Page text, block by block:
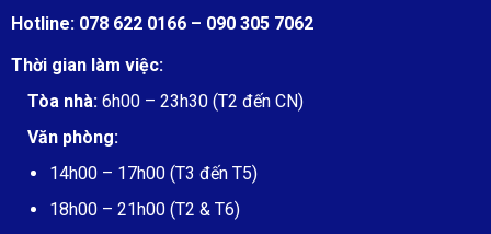
Hotline: 078 622 0166 – 090 305 7062
Thời gian làm việc:
Tòa nhà: 6h00 – 23h30 (T2 đến CN)
Văn phòng:
14h00 – 17h00 (T3 đến T5)
18h00 – 21h00 (T2 & T6)